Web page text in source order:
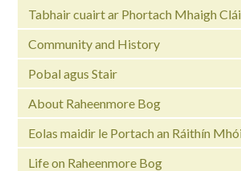
Tabhair cuairt ar Phortach Mhaigh
Community and History
Pobal agus Stair
About Raheenmore Bog
Eolas maidir le Portach an Ráithín
Life on Raheenmore Bog